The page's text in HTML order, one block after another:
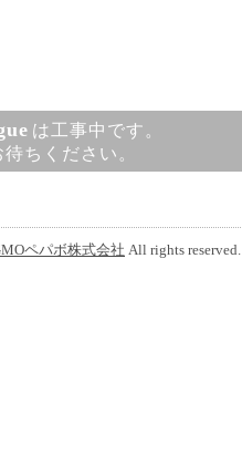
は工事中です。
ちください。
ペパボ株式会社 All rights reserved.